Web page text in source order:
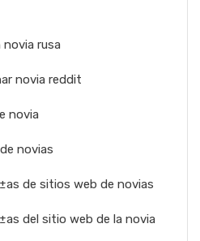
rusa
novia reddit
novia
novias
de sitios web de novias
del sitio web de la novia